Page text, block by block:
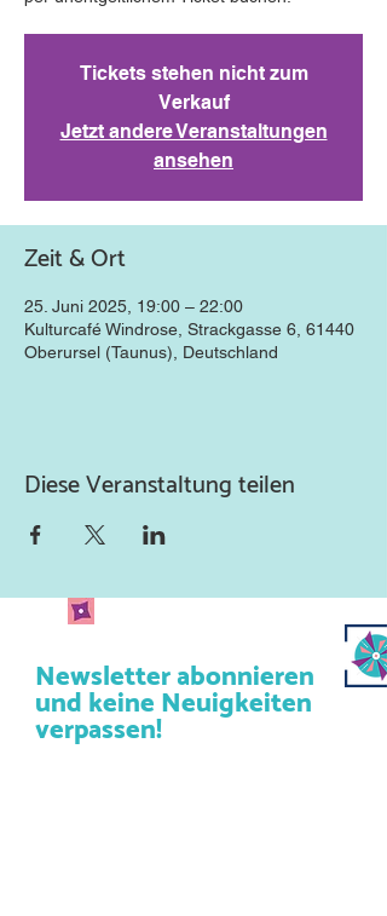
Tickets stehen nicht zum
Verkauf
Jetzt andere Veranstaltungen
ansehen
Zeit & Ort
25. Juni 2025, 19:00 – 22:00
Kulturcafé Windrose, Strackgasse 6, 61440
Oberursel (Taunus), Deutschland
Diese Veranstaltung teilen
Newsletter abonnieren
und keine Neuigkeiten
verpassen!